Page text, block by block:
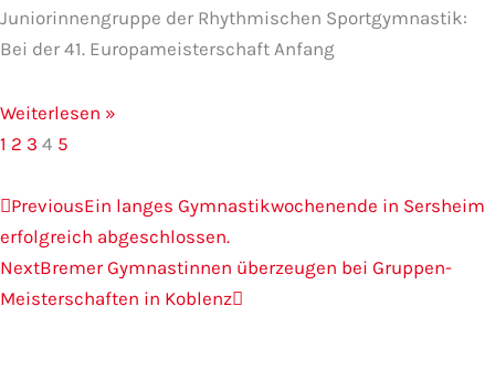
Juniorinnengruppe der Rhythmischen Sportgymnastik:
Bei der 41. Europameisterschaft Anfang
Weiterlesen »
1 2 3 4 5
Zurück
PreviousEin langes Gymnastikwochenende in Sersheim
erfolgreich abgeschlossen.
NextBremer Gymnastinnen überzeugen bei Gruppen-
Meisterschaften in Koblenz
Nächster